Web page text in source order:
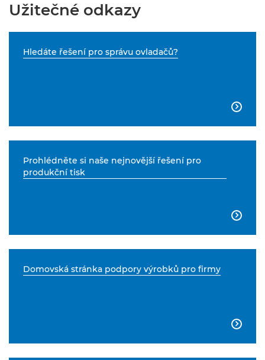
Užitečné odkazy
Hledáte řešení pro správu ovladačů?

Prohlédněte si naše nejnovější řešení pro
produkční tisk

Domovská stránka podpory výrobků pro firmy
